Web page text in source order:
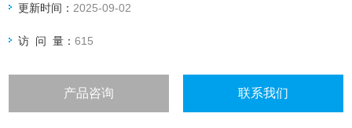
更新时间： 2025-09-02
访 问 量：615
产品咨询 联系我们